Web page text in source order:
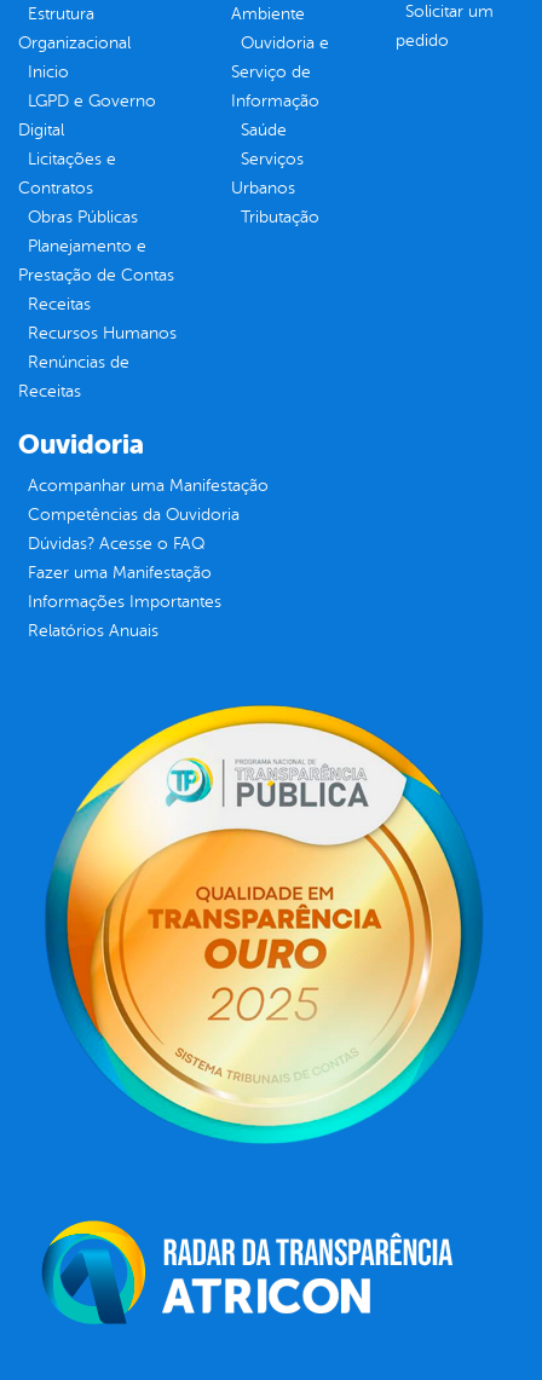
Estrutura
Organizacional
Inicio
LGPD e Governo
Digital
Licitações e
Contratos
Obras Públicas
Planejamento e
Prestação de Contas
Receitas
Recursos Humanos
Renúncias de
Receitas
Ambiente
Ouvidoria e
Serviço de
Informação
Saúde
Serviços
Urbanos
Tributação
Solicitar um
pedido
Ouvidoria
Acompanhar uma Manifestação
Competências da Ouvidoria
Dúvidas? Acesse o FAQ
Fazer uma Manifestação
Informações Importantes
Relatórios Anuais